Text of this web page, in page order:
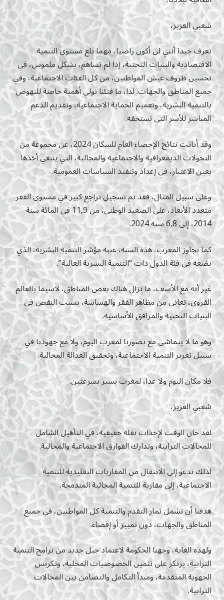
شعبي العزيز،
تعرف جيدا أنني لن أكون راضيا، مهما بلغ مستوى التنمية
الاقتصادية والبنيات التحتية، إذا لم تساهم، بشكل ملموس، في
تحسين ظروف عيش المواطنين، من كل الفئات الاجتماعية، وفي
جميع المناطق والجهات. لذا، ما فتئنا نولي أهمية خاصة للنهوض
بالتنمية البشرية، وتعميم الحماية الاجتماعية، وتقديم الدعم
المباشر للأسر التي تستحقه.
وقد أبانت نتائج الإحصاء العام للسكان 2024، عن مجموعة من
التحولات الديمغرافية والاجتماعية والمجالية، التي ينبغي أخذها
بعين الاعتبار، في إعداد وتنفيذ السياسات العمومية.
وعلى سبيل المثال، فقد تم تسجيل تراجع كبير في مستوى الفقر
متعدد الأبعاد، على الصعيد الوطني، من 11,9 في المائة سنة
2014، إلى 6,8 سنة 2024.
كما تجاوز المغرب، هذه السنة، عتبة مؤشر التنمية البشرية، الذي
يضعه في فئة الدول ذات “التنمية البشرية العالية”.
غير أنه مع الأسف، ما تزال هناك بعض المناطق، لاسيما بالعالم
القروي، تعاني من مظاهر الفقر والهشاشة، بسبب النقص في
البنيات التحتية والمرافق الأساسية.
وهو ما لا يتماشى مع تصورنا لمغرب اليوم، ولا مع جهودنا في
سبيل تعزيز التنمية الاجتماعية، وتحقيق العدالة المجالية.
فلا مكان اليوم ولا غدا، لمغرب يسير بسرعتين.
شعبي العزيز،
لقد حان الوقت لإحداث نقلة حقيقية، في التأهيل الشامل
للمجالات الترابية، وتدارك الفوارق الاجتماعية والمجالية.
لذلك ندعو إلى الانتقال من المقاربات التقليدية للتنمية
الاجتماعية، إلى مقاربة للتنمية المجالية المندمجة.
هدفنا أن تشمل ثمار التقدم والتنمية كل المواطنين، في جميع
المناطق والجهات، دون تمييز أو إقصاء.
ولهذه الغاية، وجهنا الحكومة لاعتماد جيل جديد من برامج التنمية
الترابية، يرتكز على تثمين الخصوصيات المحلية، وتكريس
الجهوية المتقدمة، ومبدأ التكامل والتضامن بين المجالات
الترابية.